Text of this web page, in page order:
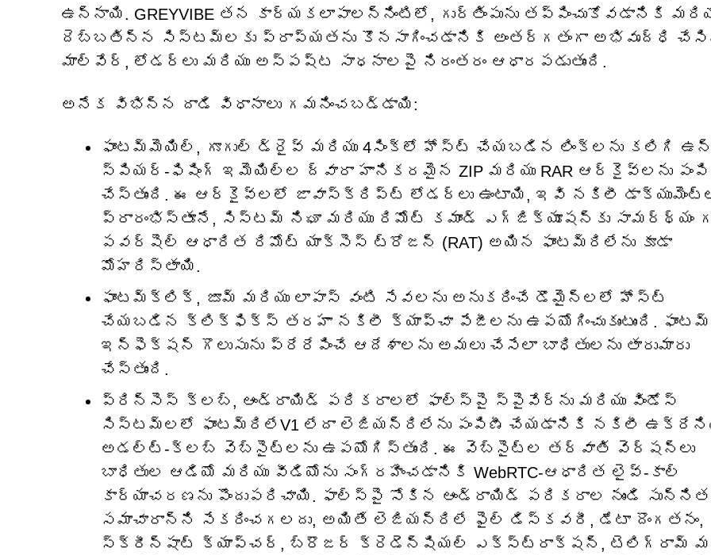
ఉన్నాయి. GREYVIBE తన కార్యకలాపాలన్నింటిలో, గుర్తింపును తప్పించుకోవడానికి
దెబ్బతిన్న సిస్టమ్‌లకు ప్రాప్యతను కొనసాగించడానికి అంతర్గతంగా అభివృద్ధి
మాల్వేర్, లోడర్‌లు మరియు అస్పష్ట సాధనాలపై నిరంతరం ఆధారపడుతుంది.
అనేక విభిన్న దాడి విధానాలు గమనించబడ్డాయి:
ఫాంటమ్‌మెయిల్, గూగుల్ డ్రైవ్ మరియు 4సింక్‌లో హోస్ట్ చేయబడిన లింక్‌లను కలిగి
స్పియర్-ఫిషింగ్ ఇమెయిల్‌ల ద్వారా హానికరమైన ZIP మరియు RAR ఆర్కైవ్‌లను
చేస్తుంది. ఈ ఆర్కైవ్‌లలో జావాస్క్రిప్ట్ లోడర్‌లు ఉంటాయి, ఇవి నకిలీ
ప్రారంభిస్తూనే, సిస్టమ్ నిఘా మరియు రిమోట్ కమాండ్ ఎగ్జిక్యూషన్‌కు సామర్థ్యం
పవర్‌షెల్ ఆధారిత రిమోట్ యాక్సెస్ ట్రోజన్ (RAT) అయిన ఫాంటమ్‌రిలేను కూడా
మోహరిస్తాయి.
ఫాంటమ్‌క్లిక్, జూమ్ మరియు లాపాస్ వంటి సేవలను అనుకరించే డొమైన్‌లలో హోస్ట్
చేయబడిన క్లిక్‌ఫిక్స్ తరహా నకిలీ క్యాప్చా పేజీలను ఉపయోగించుకుంటుంది.
ఇన్ఫెక్షన్ గొలుసును ప్రేరేపించే ఆదేశాలను అమలు చేసేలా బాధితులను తారుమారు
చేస్తుంది.
ప్రిన్సెస్ క్లబ్, ఆండ్రాయిడ్ పరికరాలలో ఫాల్‌స్పై స్పైవేర్‌ను మరియు విండోస్
సిస్టమ్‌లలో ఫాంటమ్‌రిలేV1 లేదా లెజియన్‌రిలేను పంపిణీ చేయడానికి నకిలీ
అడల్ట్-క్లబ్ వెబ్‌సైట్‌లను ఉపయోగిస్తుంది. ఈ వెబ్‌సైట్‌ల తర్వాతి వెర్షన్‌లు
బాధితుల ఆడియో మరియు వీడియోను సంగ్రహించడానికి WebRTC-ఆధారిత లైవ్-కాల్
కార్యాచరణను పొందుపరిచాయి. ఫాల్‌స్పై సోకిన ఆండ్రాయిడ్ పరికరాల నుండి
సమాచారాన్ని సేకరించగలదు, అయితే లెజియన్‌రిలే ఫైల్ డిస్కవరీ, డేటా దొంగతనం,
స్క్రీన్‌షాట్ క్యాప్చర్, బ్రౌజర్ క్రెడెన్షియల్ ఎక్స్‌ట్రాక్షన్, టెలిగ్రామ్